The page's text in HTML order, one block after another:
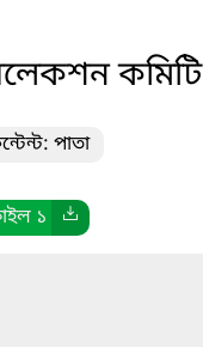
কমিটি
পাতা
১